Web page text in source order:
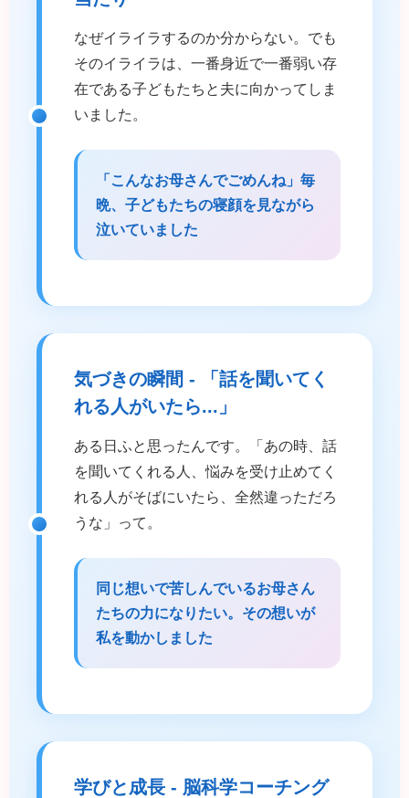
なぜイライラするのか分からない。でも
そのイライラは、一番身近で一番弱い存
在である子どもたちと夫に向かってしま
いました。
「こんなお母さんでごめんね」毎
晩、子どもたちの寝顔を見ながら
泣いていました
気づきの瞬間 - 「話を聞いてく
れる人がいたら...」
ある日ふと思ったんです。「あの時、話
を聞いてくれる人、悩みを受け止めてく
れる人がそばにいたら、全然違っただろ
うな」って。
同じ想いで苦しんでいるお母さん
たちの力になりたい。その想いが
私を動かしました
学びと成長 - 脳科学コーチング